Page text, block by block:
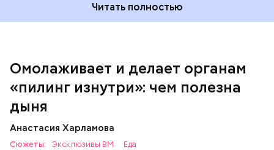
Читать полностью
Омолаживает и делает органам
«пилинг изнутри»: чем полезна
дыня
Анастасия Харламова
Сюжеты: Эксклюзивы ВМ Еда
кремний — укрепляет кости, зубы, волосы и
ногти и оказывает омолаживающее действие;
клетчатка — достаточно нежная и забирает
излишки холестерина, сахара и соли тяжелых
фолиевая кислота (в большом количестве) —
она необходима беременным женщинам,
чтобы формировалась нервная трубка у
— В момент стресса он держит сосуды под
контролем и контролирует более 300 реакций